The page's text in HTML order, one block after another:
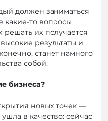
должен заниматься
то вопросы
решать их получается
результаты и
станет намного
собой.
бизнеса?
новых точек —
в качество: сейчас